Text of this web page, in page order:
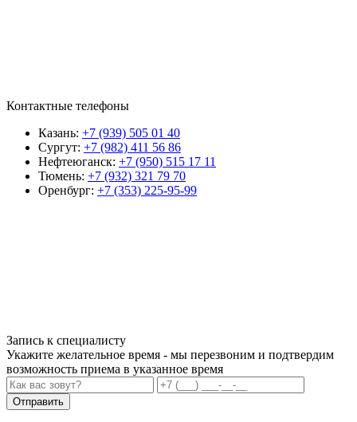
Контактные телефоны
Казань: +7 (939) 505 01 40
Сургут: +7 (982) 411 56 86
Нефтеюганск: +7 (950) 515 17 11
Тюмень: +7 (932) 321 79 70
Оренбург: +7 (353) 225-95-99
Запись к специалисту
Укажите желательное время - мы перезвоним и подтвердим
возможность приема в указанное время
Отправить